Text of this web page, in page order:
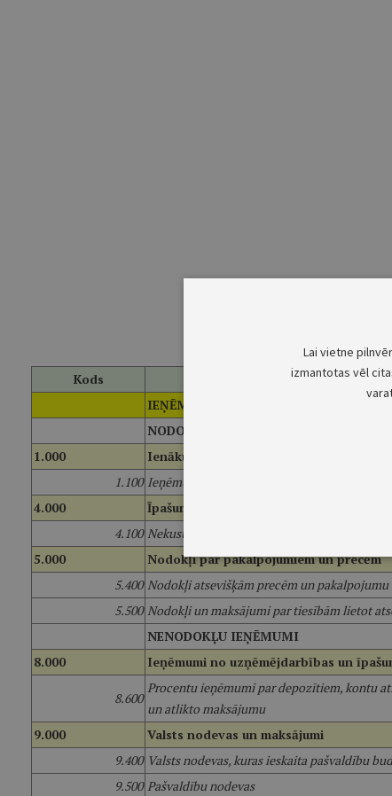
Kods Ieņēmumu un
IEŅĒMUMI
NODOKĻU IEŅĒMUMI
1.000
Ienākuma nodokļi
1.100 Ieņēmumi no iedzīvotāju ienākuma nodokļa
4.000
Īpašuma nodokļi
4.100 Nekustamā īpašuma nodoklis
5.000
Nodokļi par pakalpojumiem un precēm
5.400 Nodokļi atsevišķām precēm un
5.500 Nodokļi un maksājumi par tiesībām lietot
NENODOKĻU IEŅĒMUMI
8.000
Ieņēmumi no uzņēmējdarbības un
8.600
Procentu ieņēmumi par depozītiem, kontu
un atlikto maksājumu
9.000 Valsts nodevas un maksājumi
9.400 Valsts nodevas, kuras ieskaita pašvaldību
9.500 Pašvaldību nodevas
Lai vietne
izmantotas vēl